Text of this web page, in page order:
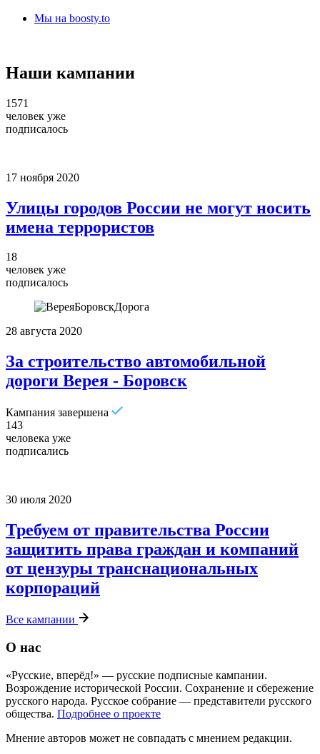
Мы на boosty.to
Наши кампании
1571
человек уже
подписалось
17 ноября 2020
Улицы городов России не могут носить
имена террористов
18
человек уже
подписалось
28 августа 2020
За строительство автомобильной
дороги Верея - Боровск
Кампания завершена
143
человека уже
подписались
30 июля 2020
Требуем от правительства России
защитить права граждан и компаний
от цензуры транснациональных
корпораций
Все кампании
О нас
«Русские, вперёд!» — русские подписные кампании.
Возрождение исторической России. Сохранение и сбережение
русского народа. Русское собрание — представители русского
общества. Подробнее о проекте
Мнение авторов может не совпадать с мнением редакции.